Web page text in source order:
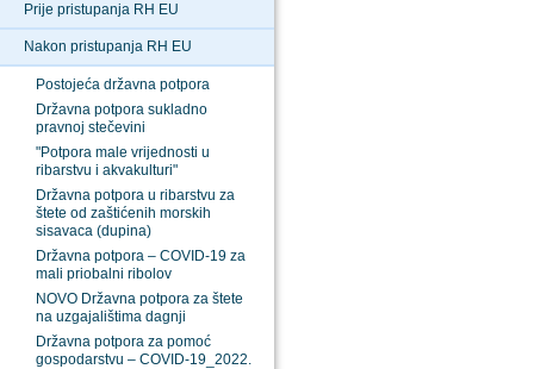
Prije pristupanja RH EU
Nakon pristupanja RH EU
Postojeća državna potpora
Državna potpora sukladno
pravnoj stečevini
"Potpora male vrijednosti u
ribarstvu i akvakulturi"
Državna potpora u ribarstvu za
štete od zaštićenih morskih
sisavaca (dupina)
Državna potpora – COVID-19 za
mali priobalni ribolov
NOVO Državna potpora za štete
na uzgajalištima dagnji
Državna potpora za pomoć
gospodarstvu – COVID-19_2022.